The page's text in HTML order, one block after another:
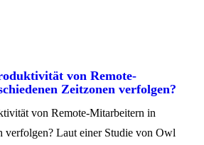
von Remote-
Zeitzonen verfolgen?
von Remote-Mitarbeitern in
verfolgen? Laut einer Studie von Owl